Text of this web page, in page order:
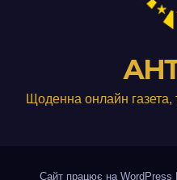
Щоденна онлайн газета,
Сайт працює на WordPress